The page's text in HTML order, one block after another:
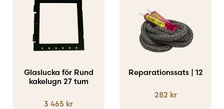
Glaslucka för Rund
kakelugn 27 tum
3 465 kr
Reparationssats | 12
282 kr